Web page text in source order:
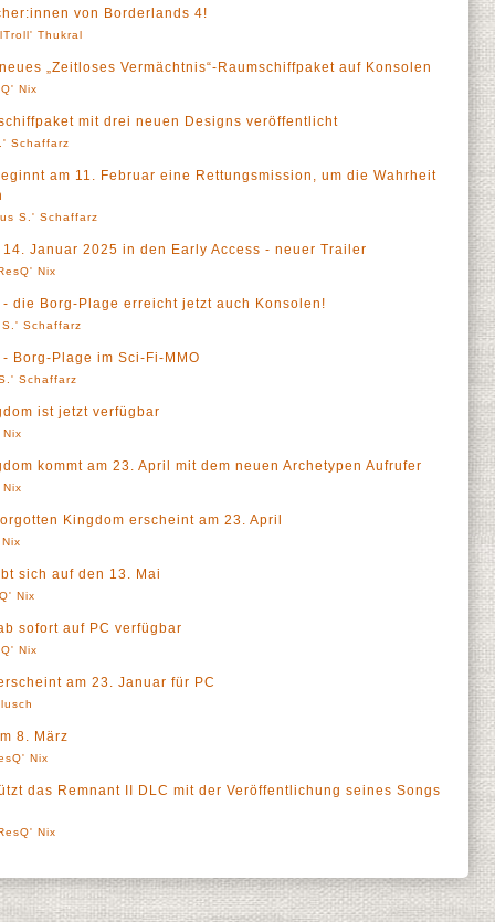
von Borderlands 4!
Thukral
„Zeitloses Vermächtnis“-Raumschiffpaket auf Konsolen
Nix
mit drei neuen Designs veröffentlicht
Schaffarz
am 11. Februar eine Rettungsmission, um die Wahrheit
S.' Schaffarz
Januar 2025 in den Early Access - neuer Trailer
Nix
die Borg-Plage erreicht jetzt auch Konsolen!
S.' Schaffarz
Borg-Plage im Sci-Fi-MMO
Schaffarz
ist jetzt verfügbar
kommt am 23. April mit dem neuen Archetypen Aufrufer
Kingdom erscheint am 23. April
sich auf den 13. Mai
Nix
sofort auf PC verfügbar
Nix
am 23. Januar für PC
8. März
Nix
das Remnant II DLC mit der Veröffentlichung seines Songs
Nix